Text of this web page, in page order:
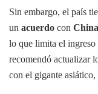
Sin embargo, el país
un acuerdo con China
lo que limita el ingreso
recomendó actualizar
con el gigante